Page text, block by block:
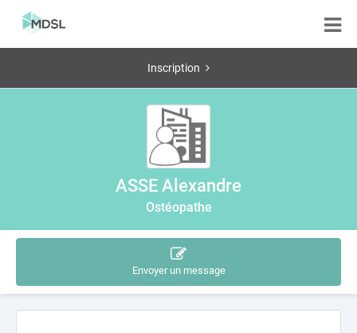
Inscription
ASSE Alexandre
Ostéopathe
Envoyer un message